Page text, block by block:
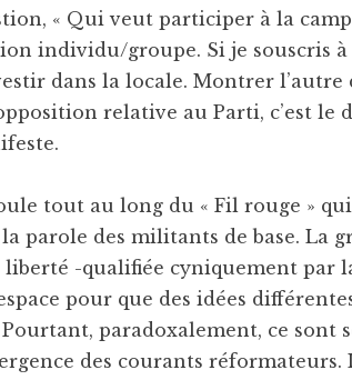
« Qui veut participer à la
individu/groupe. Si je souscris à
dans la locale. Montrer
relative au Parti, c’est le
tout au long du « Fil rouge »
parole des militants de base. La
liberté -qualifiée cyniquement par
pour que des idées
paradoxalement, ce sont
des courants réformateurs.